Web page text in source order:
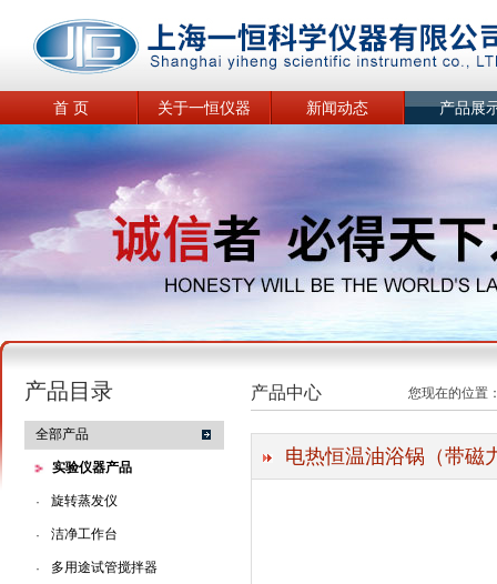
首 页 关于一恒仪器 新闻动态 产品展
产品目录
全部产品
实验仪器产品
· 旋转蒸发仪
· 洁净工作台
· 多用途试管搅拌器
产品中心 您现在的位置
电热恒温油浴锅（带磁